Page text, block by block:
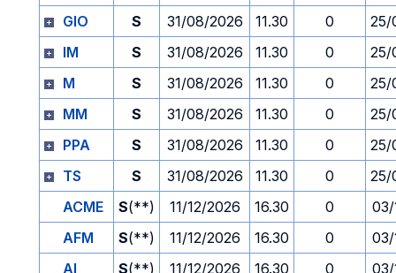
GIO
S 31/08/2026 11.30 0
25/
IM
S 31/08/2026 11.30 0
25/
M
S 31/08/2026 11.30 0
25/
MM
S 31/08/2026 11.30 0
25/
PPA
S 31/08/2026 11.30 0
25/
TS
S 31/08/2026 11.30 0
25/
ACME
S(**) 11/12/2026 16.30 0
AFM
S(**) 11/12/2026 16.30 0
AI
S(**) 11/12/2026 16.30 0